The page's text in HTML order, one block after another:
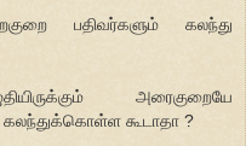
பதிவர்களும் கலந்து
அரைகுறையே
கூடாதா ?